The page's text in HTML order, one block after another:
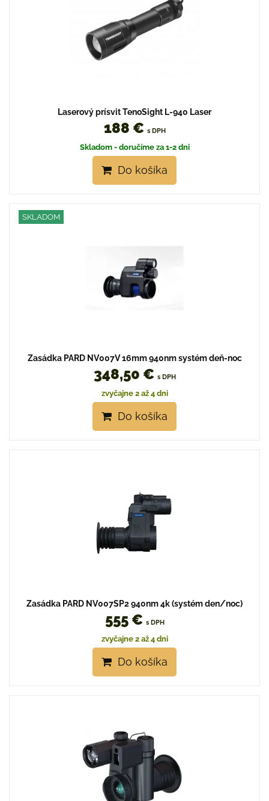
Laserový prísvit TenoSight L-940 Laser
188 € s DPH
Skladom - doručíme za 1-2 dni
Do košíka
SKLADOM
Zasádka PARD NV007V 16mm 940nm systém deň-noc
348,50 € s DPH
zvyčajne 2 až 4 dni
Do košíka
Zasádka PARD NV007SP2 940nm 4k (systém den/noc)
555 € s DPH
zvyčajne 2 až 4 dni
Do košíka